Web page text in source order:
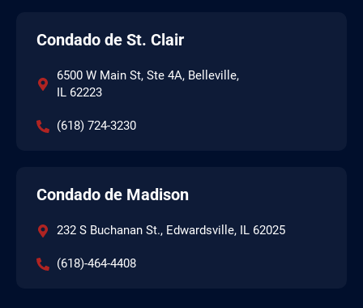
Condado de St. Clair
6500 W Main St, Ste 4A, Belleville,
IL 62223
(618) 724-3230
Condado de Madison
232 S Buchanan St., Edwardsville, IL 62025
(618)-464-4408